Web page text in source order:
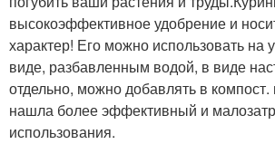
высокоэффективное удобрение и
характер! Его можно использовать на
виде, разбавленным водой, в виде
отдельно, можно добавлять в
нашла более эффективный и
использования.